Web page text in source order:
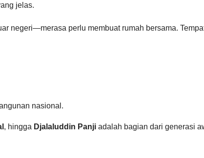
jelas.
negeri—merasa perlu membuat rumah bersama.
nasional.
, hingga Djalaluddin Panji adalah bagian dari generasi